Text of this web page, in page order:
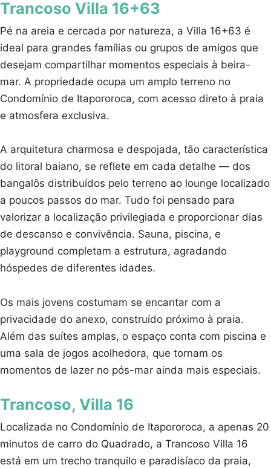
Trancoso Villa 16+63
Pé na areia e cercada por natureza, a Villa 16+63 é
ideal para grandes famílias ou grupos de amigos que
desejam compartilhar momentos especiais à beira-
mar. A propriedade ocupa um amplo terreno no
Condomínio de Itapororoca, com acesso direto à praia
e atmosfera exclusiva.
A arquitetura charmosa e despojada, tão característica
do litoral baiano, se reflete em cada detalhe — dos
bangalôs distribuídos pelo terreno ao lounge localizado
a poucos passos do mar. Tudo foi pensado para
valorizar a localização privilegiada e proporcionar dias
de descanso e convivência. Sauna, piscina, e
playground completam a estrutura, agradando
hóspedes de diferentes idades.
Os mais jovens costumam se encantar com a
privacidade do anexo, construído próximo à praia.
Além das suítes amplas, o espaço conta com piscina e
uma sala de jogos acolhedora, que tornam os
momentos de lazer no pós-mar ainda mais especiais.
Trancoso, Villa 16
Localizada no Condomínio de Itapororoca, a apenas 20
minutos de carro do Quadrado, a Trancoso Villa 16
está em um trecho tranquilo e paradisíaco da praia,